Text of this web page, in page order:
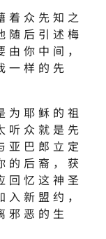
着众先知之
随后引述梅
你中间，
一样的先
为耶稣的祖
听众就是先
亚巴郎立定
后裔，获
回忆这神圣
新盟约，
邪恶的生